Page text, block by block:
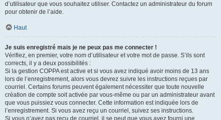
d’utilisateur que vous souhaitez utiliser. Contactez un administrateur du forum
pour obtenir de l’aide.
Haut
Je suis enregistré mais je ne peux pas me connecter !
Vérifiez, en premier, votre nom d’utilisateur et votre mot de passe. S’ils sont
corrects, il y a deux possibilités :
Si la gestion COPPA est active et si vous avez indiqué avoir moins de 13 ans
lors de l’enregistrement, alors vous devrez suivre les instructions reçues par
courriel. Certains forums peuvent également nécessiter que toute nouvelle
création de compte soit activée par vous-même ou par un administrateur avant
que vous puissiez vous connecter. Cette information est indiquée lors de
l’enregistrement. Si vous avez reçu un courriel, suivez ses instructions.
Si vous n’avez pas reçu de courriel, il se peut que vous ayez fourni une